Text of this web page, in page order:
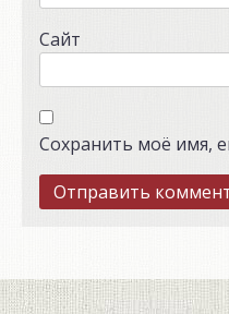
Сайт
Сохранить моё имя,